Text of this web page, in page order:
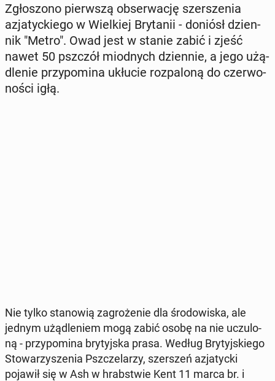
Zgło­szo­no pierw­szą ob­ser­wa­cję szer­sze­nia
azja­tyc­kie­go w Wiel­kiej Bry­ta­nii - doniósł dzien­
nik "Metro". Owad jest w stanie zabić i zjeść
nawet 50 pszczół miod­nych dzien­nie, a jego użą­
dle­nie przy­po­mi­na ukłucie roz­pa­lo­ną do czer­wo­
no­ści igłą.
Nie tylko sta­no­wią za­gro­że­nie dla śro­do­wi­ska, ale
jednym użą­dle­niem mogą zabić osobę na nie uczu­lo­
ną - przy­po­mi­na bry­tyj­ska prasa. Według Bry­tyj­skie­go
Sto­wa­rzy­sze­nia Psz­cze­la­rzy, szer­szeń azja­tyc­ki
pojawił się w Ash w hrab­stwie Kent 11 marca br. i